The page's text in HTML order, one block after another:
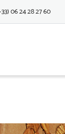
06 24 28 27 60